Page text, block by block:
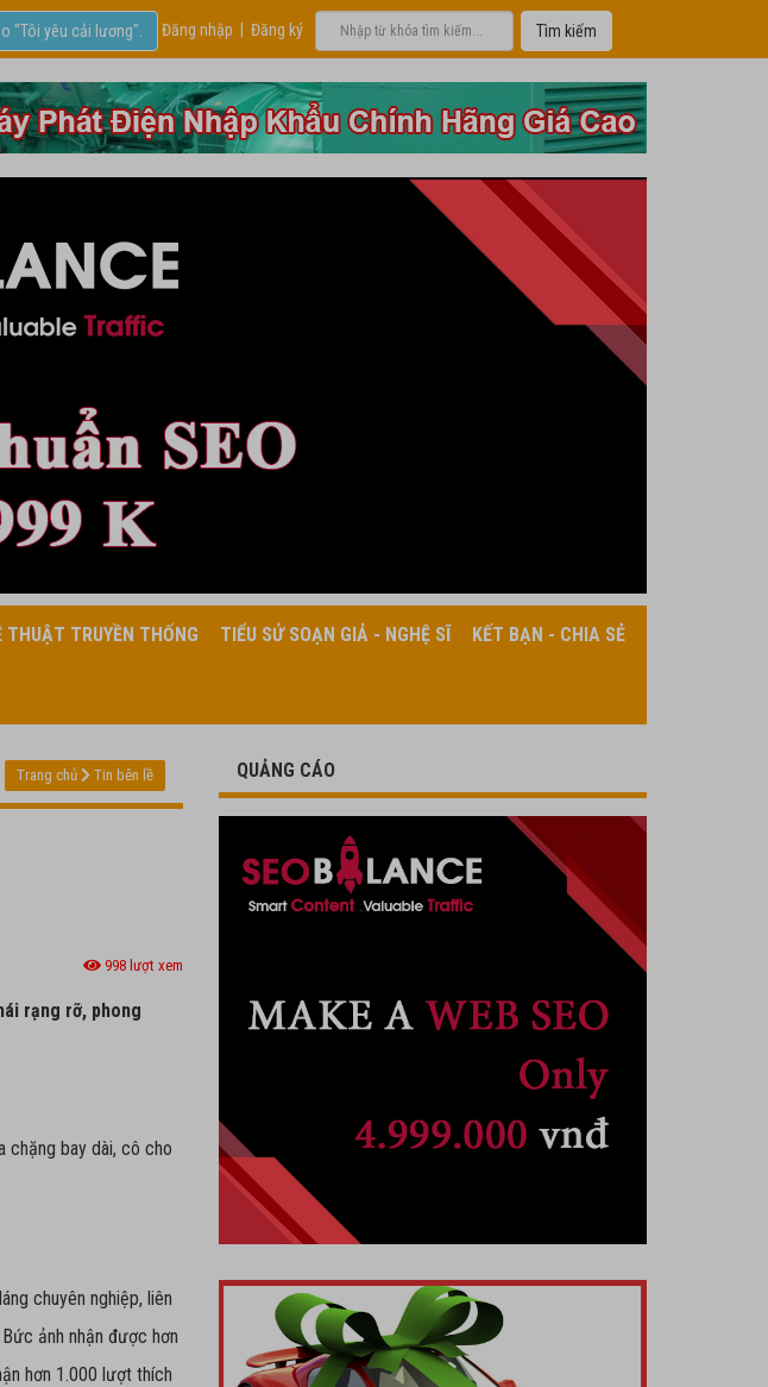
Đăng nhập Đăng ký
"Tôi yêu cải lương".
THUẬT TRUYỀN THỐNG TIỂU SỬ SOẠN GIẢ - NGHỆ SĨ KẾT BẠN - CHIA SẺ
Trang chủ Tin bên lề
998 lượt xem
rạng rỡ, phong
chặng bay dài, cô cho
chuyên nghiệp, liên
ảnh nhận được hơn
hơn 1.000 lượt thích
QUẢNG CÁO